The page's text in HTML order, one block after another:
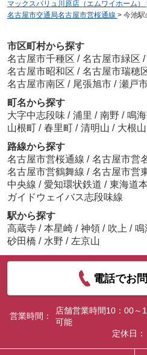
マックスバリュ川原店（エムワイホーム）
名古屋市交通局名古屋市営桜通線 > 今池駅
市区町村から探す
名古屋市千種区 / 名古屋市緑区 /
名古屋市昭和区 / 名古屋市瑞穂
名古屋市南区 / 尾張旭市 / 瀬戸
町名から探す
大字中志段味 / 浦里 / 南野 / 鳴
山根町 / 春里町 / 清明山 / 大根山
路線から探す
名古屋市営桜通線 / 名古屋市営
名古屋市営鶴舞線 / 名古屋市営
中央線 / 愛知環状鉄道 / 東海道
ガイドウェイバス志段味線
駅から探す
高蔵寺 / 本星崎 / 神領 / 吹上 / 鳴
砂田橋 / 水野 / 左京山
電話でお
営業時間：
店舗営業時間10：00～
可能
定休日：